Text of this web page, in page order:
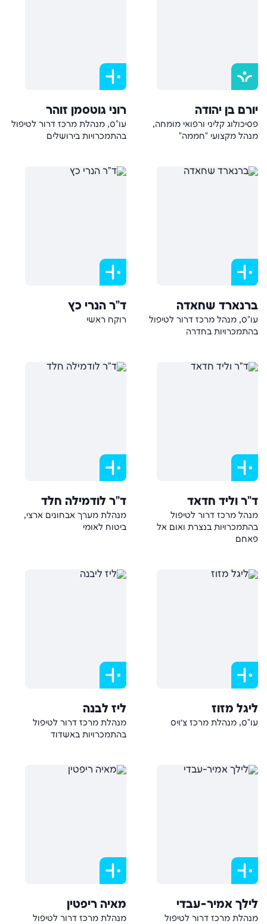
יורם בן יהודה
פסיכולוג קליני ורפואי מומחה,
מנהל מקצועי "חממה"
רוני גוטסמן זוהר
עו"ס, מנהלת מרכז דרור לטיפול
בהתמכרויות בירושלים
ברנארד שחאדה
עו"ס, מנהל מרכז דרור לטיפול
בהתמכרויות בחדרה
ד"ר הנרי כץ
רוקח ראשי
ד"ר וליד חדאד
מנהל מרכז דרור לטיפול
בהתמכרויות בנצרת ואום אל
פאחם
ד"ר לודמילה חלד
מנהלת מערך אבחונים ארצי,
ביטוח לאומי
ליגל מזוז
עו"ס, מנהלת מרכז צ׳ויס
ליז לבנה
מנהלת מרכז דרור לטיפול
בהתמכרויות באשדוד
לילך אמיר-עבדי
מנהלת מרכז דרור לטיפול
מאיה ריפטין
מנהלת מרכז דרור לטיפול